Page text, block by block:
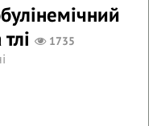
1735